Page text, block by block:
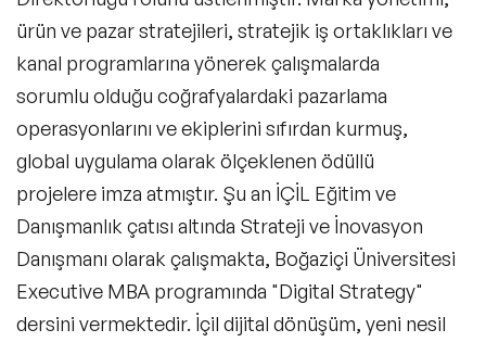
ürün ve pazar stratejileri, stratejik iş ortaklıkları ve
kanal programlarına yönerek çalışmalarda
sorumlu olduğu coğrafyalardaki pazarlama
operasyonlarını ve ekiplerini sıfırdan kurmuş,
global uygulama olarak ölçeklenen ödüllü
projelere imza atmıştır. Şu an İÇİL Eğitim ve
Danışmanlık çatısı altında Strateji ve İnovasyon
Danışmanı olarak çalışmakta, Boğaziçi Üniversitesi
Executive MBA programında "Digital Strategy"
dersini vermektedir. İçil dijital dönüşüm, yeni nesil
Influencer
Sosyal Medya Projeleri
YouTube Projeleri
Podcast Projeleri
Marka Elçiliği Projeleri
Master Class-Kişisel Dönüşüm
Master Class-Dijital